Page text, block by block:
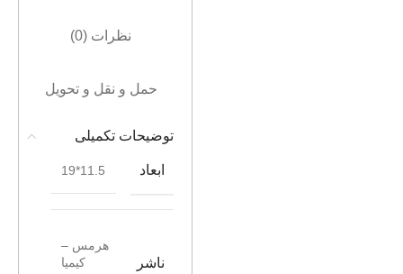
نظرات (0)
حمل و نقل و تحویل
توضیحات تکمیلی
ابعاد 11.5*19
ناشر
هرمس –
کیمیا